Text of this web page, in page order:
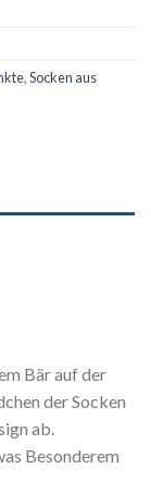
,Socken aus
Bär auf der
der Socken
ab.
Besonderem